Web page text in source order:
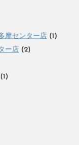
摩センター店 (1)
ー店 (2)
(1)